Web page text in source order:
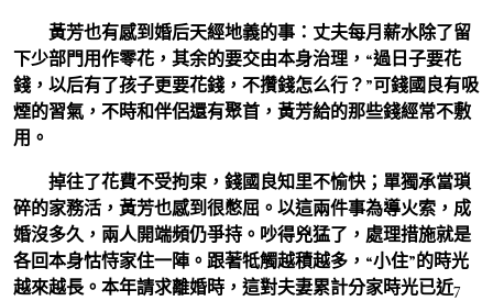
黃芳也有感到婚后天經地義的事：丈夫每月薪水除了留
下少部門用作零花，其余的要交由本身治理，“過日子要花
錢，以后有了孩子更要花錢，不攢錢怎么行？”可錢國良有吸
煙的習氣，不時和伴侶還有聚首，黃芳給的那些錢經常不敷
用。
掉往了花費不受拘束，錢國良知里不愉快；單獨承當瑣
碎的家務活，黃芳也感到很憋屈。以這兩件事為導火索，成
婚沒多久，兩人開端頻仍爭持。吵得兇猛了，處理措施就是
各回本身怙恃家住一陣。跟著牴觸越積越多，“小住”的時光
越來越長。本年請求離婚時，這對夫妻累計分家時光已近7